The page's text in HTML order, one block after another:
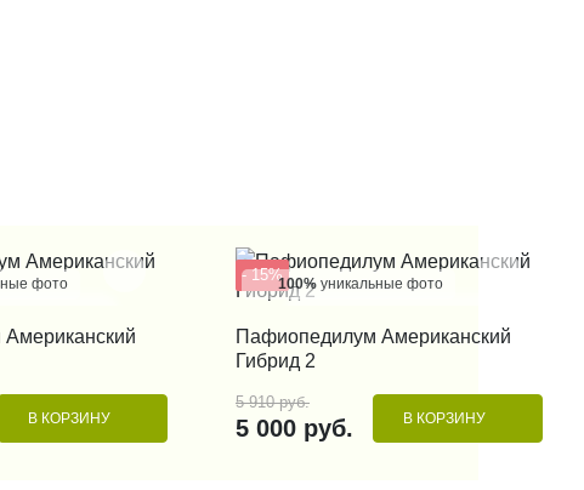
фото
В 1 КЛИК
В КОРЗИНУ
- 15%100% уникальные фото
КУПИТЬ В 1 КЛИК
Пафиопедилум Американский
Гибрид 2
5 910 руб.
5 000 руб. В КОРЗИНУ